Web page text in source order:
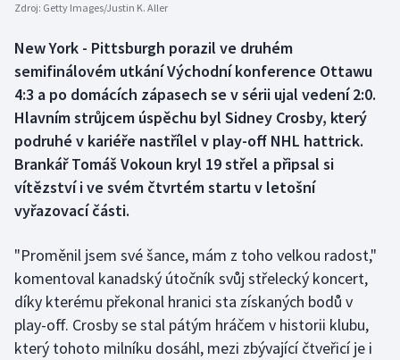
Box
Curling
Dostihy
Florbal
Futsal
Golf
Gymnastika
Zdroj: Getty Images/Justin K. Aller
New York - Pittsburgh porazil ve druhém
semifinálovém utkání Východní konference Ottawu
4:3 a po domácích zápasech se v sérii ujal vedení 2:0.
Hlavním strůjcem úspěchu byl Sidney Crosby, který
podruhé v kariéře nastřílel v play-off NHL hattrick.
Brankář Tomáš Vokoun kryl 19 střel a připsal si
vítězství i ve svém čtvrtém startu v letošní
vyřazovací části.
"Proměnil jsem své šance, mám z toho velkou radost,"
komentoval kanadský útočník svůj střelecký koncert,
díky kterému překonal hranici sta získaných bodů v
play-off. Crosby se stal pátým hráčem v historii klubu,
který tohoto milníku dosáhl, mezi zbývající čtveřicí je i